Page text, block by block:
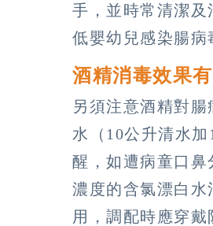
手，並時常清潔
低嬰幼兒感染腸病
酒精消毒效果
另須注意酒精對
水（10公升清水
醒，如遭病童口鼻
濃度的含氯漂白水
用，調配時應穿